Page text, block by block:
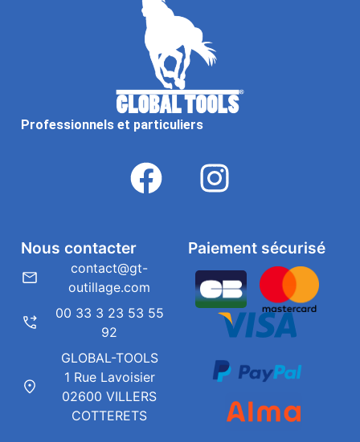
Professionnels et particuliers
Paiement sécurisé
Nous contacter
contact@gt-
outillage.com
00 33 3 23 53 55
92
GLOBAL-TOOLS
1 Rue Lavoisier
02600 VILLERS
COTTERETS